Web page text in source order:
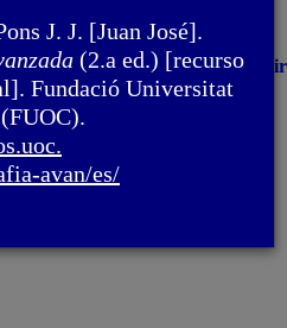
Imprimir
ylettering
J. J. [Juan José].
(2.a ed.) [recurso
Fundació Universitat
avan/es/